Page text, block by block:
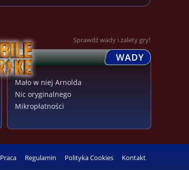
Sprawdź wady i zalety gry!
WADY
Mało w niej Arnolda
Nic oryginalnego
Mikropłatności
Praca Regulamin Polityka Cookies Kontakt